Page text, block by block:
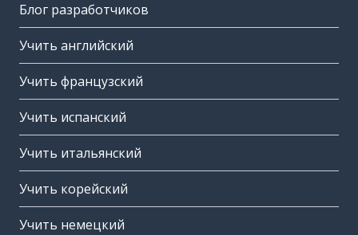
Блог разработчиков
Учить английский
Учить французский
Учить испанский
Учить итальянский
Учить корейский
Учить немецкий